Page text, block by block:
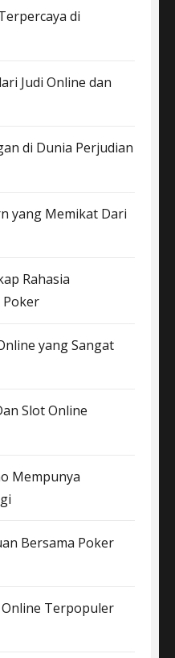
di
Judi Online dan
di Dunia Perjudian
yang Memikat Dari
Rahasia
Poker
yang Sangat
Slot Online
Mempunya
Bersama Poker
Terpopuler